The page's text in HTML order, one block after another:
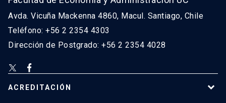
Avda. Vicuña Mackenna 4860, Macul. Santiago, Chile
Teléfono: +56 2 2354 4303
Dirección de Postgrado: +56 2 2354 4028
ACREDITACIÓN